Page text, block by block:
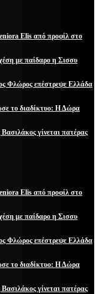
Elis από προφίλ στο
με παίδαρο η Σισσυ
Φλώρος επέστρεψε Ελλάδα
το διαδίκτυο: Η Δώρα
γίνεται πατέρας
Elis από προφίλ στο
με παίδαρο η Σισσυ
Φλώρος επέστρεψε Ελλάδα
το διαδίκτυο: Η Δώρα
γίνεται πατέρας